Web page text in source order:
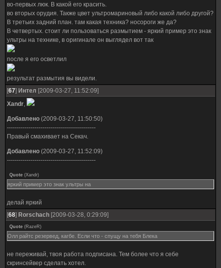
во-первых люк. В какой его красить.
во вторых орудия. Также цвет ультромариновый либо какой либо другой?
В третьих задний план. там какая техника? носороги же да?
В четвертых. стоит ли пользоваться размытием - яркий пример это знак
ультры на технике, в оригинале он выглядел вот так
после я его осветлил
результат размытия вы видели.
[67] Интел [2009-03-27, 11:52:09]
Xandr,
Добавлено (2009-03-27, 11:50:50)
---------------------------------------------
Правый смахивает на Секач.
Добавлено (2009-03-27, 11:52:09)
---------------------------------------------
Quote (Xandr)
яркий пример это знак ультры на
делай яркий
[68] Rorschach [2009-03-28, 0:29:09]
Quote (RazeR)
Олл райтс резервед, кагбе. Если что - спущу на тебя Блека
не переживай, твоя работа подписана. Тем более что я себе
скринсейвер сделать хотел.